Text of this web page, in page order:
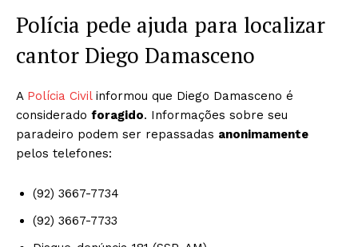
Polícia pede ajuda para localizar
cantor Diego Damasceno
A Polícia Civil informou que Diego Damasceno é
considerado foragido. Informações sobre seu
paradeiro podem ser repassadas anonimamente
pelos telefones:
(92) 3667-7734
(92) 3667-7733